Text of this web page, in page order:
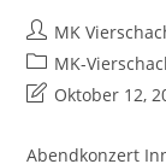
MK
MK-
Oktober 12,
Abendkonzert